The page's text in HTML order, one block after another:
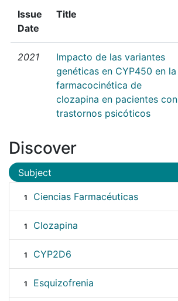
Issue
Date
Title
2021
Impacto de las variantes
genéticas en CYP450 en la
farmacocinética de
clozapina en pacientes con
trastornos psicóticos
Discover
Subject
1 Ciencias Farmacéuticas
1 Clozapina
1 CYP2D6
1 Esquizofrenia